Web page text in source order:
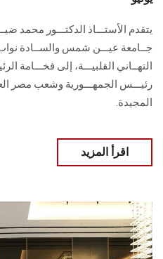
سجل
يتقدم الأستـــاذ الدكتـــور محمد
جــامعة عيـــن شمس والســادة
التهــاني القلبيـــة، إلى فخـــامة
المجيدة.
اقرأ المزيد